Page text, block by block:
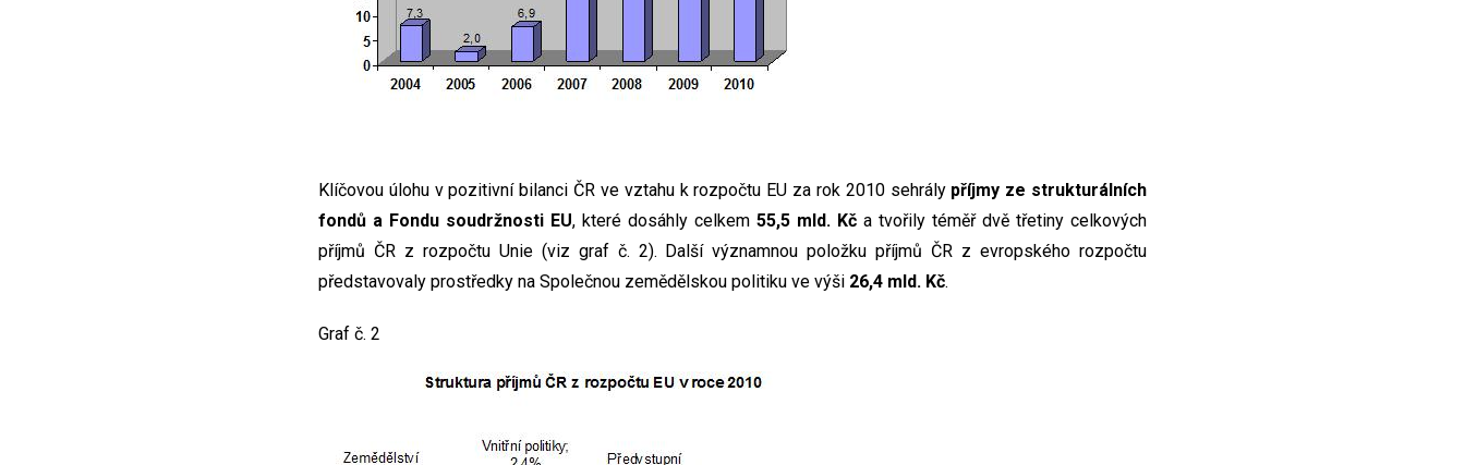
Klíčovou úlohu v pozitivní bilanci ČR ve vztahu k rozpočtu EU za rok 2010 sehrály příjmy ze strukturálních
fondů a Fondu soudržnosti EU, které dosáhly celkem 55,5 mld. Kč a tvořily téměř dvě třetiny celkových
příjmů ČR z rozpočtu Unie (viz graf č. 2). Další významnou položku příjmů ČR z evropského rozpočtu
představovaly prostředky na Společnou zemědělskou politiku ve výši 26,4 mld. Kč.
Graf č. 2